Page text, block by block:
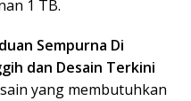
1 TB.
Sempurna Di
dan Desain Terkini
yang membutuhkan